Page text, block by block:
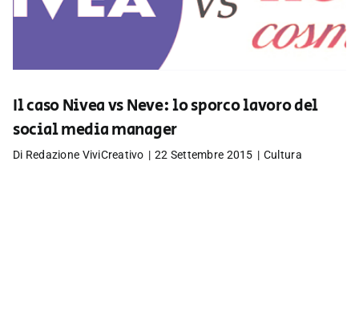
Il caso Nivea vs Neve: lo sporco lavoro del
social media manager
Di Redazione ViviCreativo | 22 Settembre 2015 | Cultura